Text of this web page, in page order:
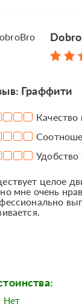
Граффити
Качество
Удобство
целое
мне очень
Нет